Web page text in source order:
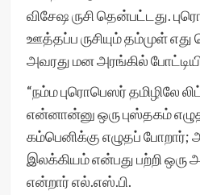
விசேஷ ருசி தென்பட்டது.
ஊத்தப்ப ருசியும் தம்முள்
அவரது மன அரங்கில்
“நம்ம புரொபெஸர் தமிழிலே
என்னான்னு ஒரு புஸ்தகம்
கம்பெனிக்கு எழுதப் போறார்;
இலக்கியம் என்பது பற்றி ஒரு
என்றார் எல்.எஸ்.பி.